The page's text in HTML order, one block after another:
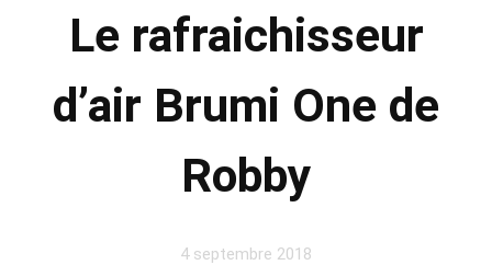
Le rafraichisseur
d’air Brumi One de
Robby
4 septembre 2018